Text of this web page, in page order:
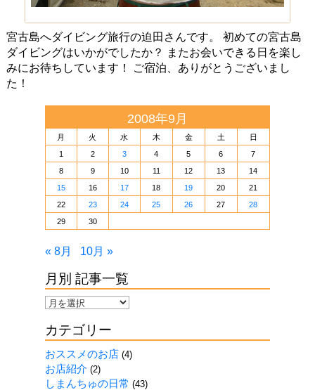
宮古島へダイビング旅行の迫田さんです。 初めての宮古島
ダイビングはいかがでしたか？ またお会いできる日を楽し
みにお待ちしています！ ご宿泊、ありがとうございまし
た！
2008年9月
月 火 水 木 金 土
日
1
2 3 4 5 6
7
8
9 10 11 12 13
14
15
16 17 18 19 20
21
22
23 24 25 26 27
28
29
30
« 8月 10月 »
月別 記事一覧
月
記
事
一
覧
カテゴリー
おススメのお店(4)
お店紹介 (2)
しまんちゅの日常 (43)